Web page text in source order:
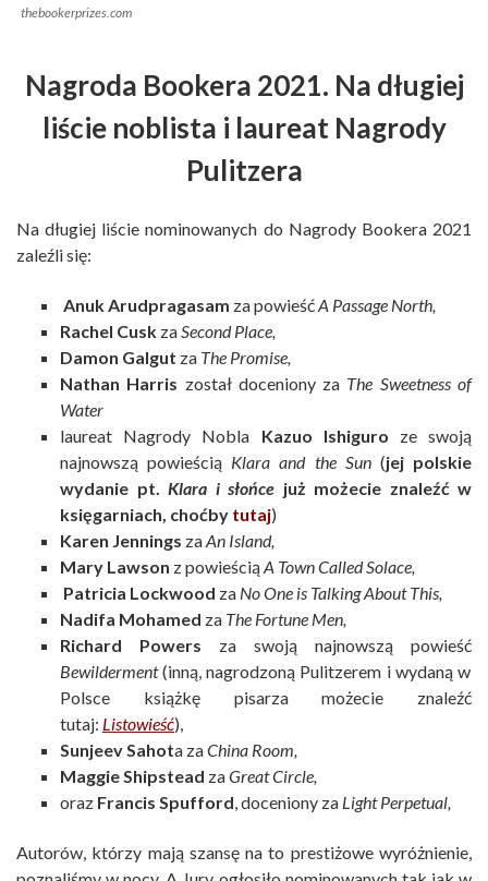
thebookerprizes.com
Nagroda Bookera 2021. Na długiej
liście noblista i laureat Nagrody
Pulitzera
Na długiej liście nominowanych do Nagrody Bookera 2021
zaleźli się:
Anuk Arudpragasam za powieśćA Passage North,
Rachel Cusk zaSecond Place,
Damon Galgut za The Promise,
Nathan Harris został doceniony za The Sweetness of
Water
laureat Nagrody Nobla Kazuo Ishiguro ze swoją
najnowszą powieścią Klara and the Sun (jej polskie
wydanie pt. Klara i słońce już możecie znaleźć w
księgarniach, choćby tutaj)
Karen Jennings zaAn Island,
Mary Lawson z powieściąA Town Called Solace,
Patricia Lockwood za No One is Talking About This,
Nadifa Mohamed za The Fortune Men,
Richard Powers za swoją najnowszą powieść
Bewilderment(inną, nagrodzoną Pulitzerem i wydaną w
Polsce książkę pisarza możecie znaleźć
tutaj: Listowieść),
Sunjeev Sahota zaChina Room,
Maggie Shipstead zaGreat Circle,
oraz Francis Spufford, doceniony za Light Perpetual,
Autorów, którzy mają szansę na to prestiżowe wyróżnienie,